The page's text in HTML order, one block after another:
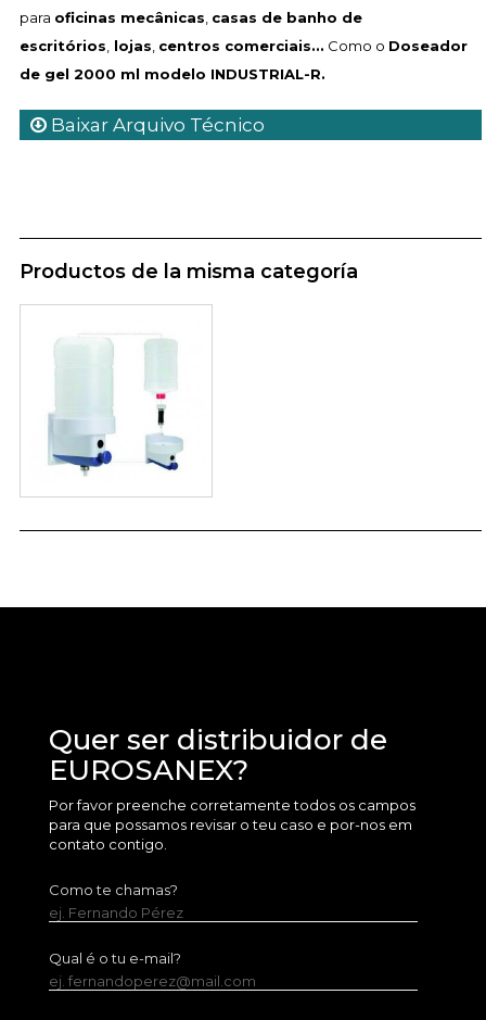
para oficinas mecânicas casas de banho de
escritórios lojas centros comerciais... Como o Doseador
de gel 2000 ml modelo INDUSTRIAL-R.
Baixar Arquivo Técnico
Productos de la misma categoría
Quer ser distribuidor de
EUROSANEX?
Por favor preenche corretamente todos os campos
para que possamos revisar o teu caso e por-nos em
contato contigo.
Como te chamas?
ej. Fernando Pérez
Qual é o tu e-mail?
ej. fernandoperez@mail.com